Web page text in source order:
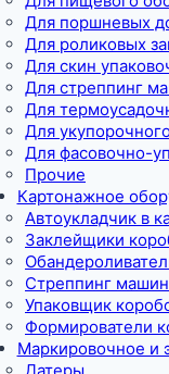
Для поршневых
Для роликовых
Для скин
Для стреппинг
Для
Для
Для фасовочно-
Прочие
Картонажное
Автоукладчик в
Заклейщики
Стреппинг
Упаковщик
Формирователи
Маркировочное и